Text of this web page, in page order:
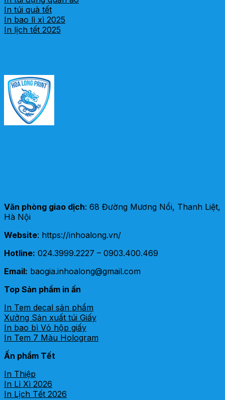
In túi quà tết
In bao lì xì 2025
In lịch tết 2025
Văn phòng giao dịch: 68 Đường Mương Nổi, Thanh Liệt,
Hà Nội
Website: https://inhoalong.vn/
Hotline: 024.3999.2227 – 0903.400.469
Email: baogia.inhoalong@gmail.com
Top Sản phẩm in ấn
In Tem decal sản phẩm
Xưởng Sản xuất túi Giấy
In bao bì Vỏ hộp giấy
In Tem 7 Màu Hologram
Ấn phẩm Tết
In Thiệp
In Lì Xì 2026
In Lịch Tết 2026